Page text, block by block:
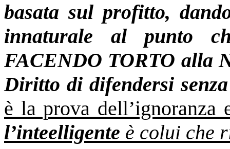
basata sul profitto,
innaturale al punto
FACENDO TORTO alla
Diritto di difendersi
è la prova dell’ignoranza
l’inteelligente è colui che